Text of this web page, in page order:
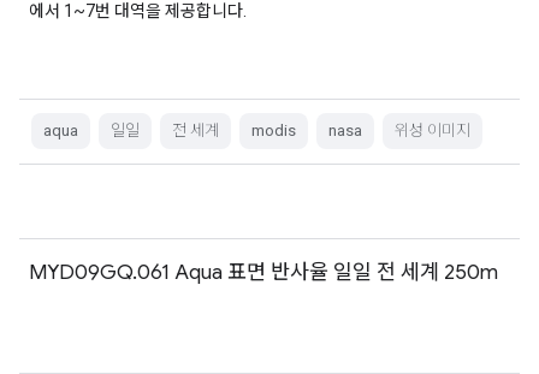
에서 1~7번 대역을 제공합니다.
aqua 일일 전 세계 modis nasa 위성 이미지
MYD09GQ.061 Aqua 표면 반사율 일일 전 세계 250m